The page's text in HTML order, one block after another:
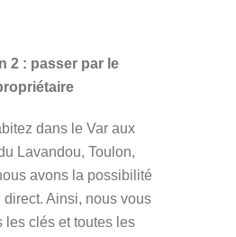
2 : passer par le
dans le Var aux
Lavandou, Toulon,
avons la possibilité
direct. Ainsi, nous vous
les clés et toutes les